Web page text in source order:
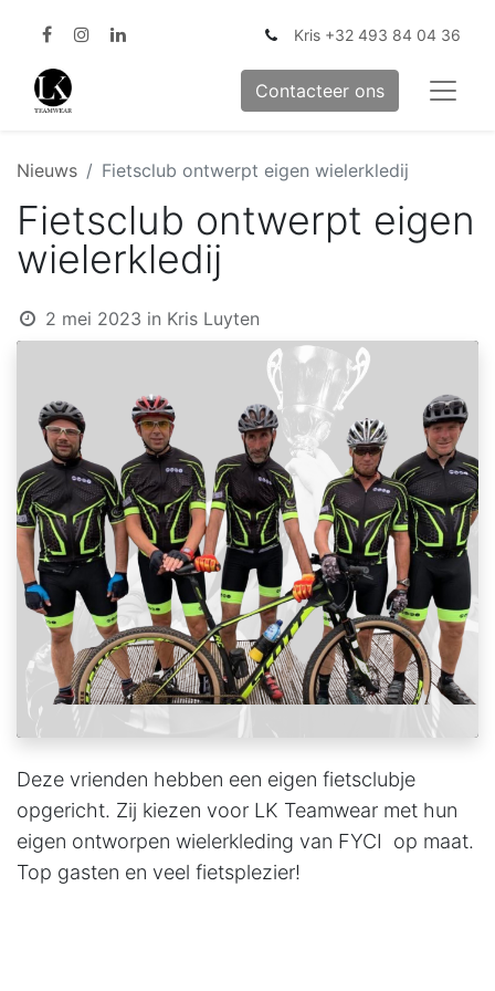
Kris +32 493 84 04 36
Contacteer ons
Nieuws Fietsclub ontwerpt eigen wielerkledij
Fietsclub ontwerpt eigen
wielerkledij
2 mei 2023 in Kris Luyten
Deze vrienden hebben een eigen fietsclubje
opgericht. Zij kiezen voor LK Teamwear met hun
eigen ontworpen wielerkleding van FYCI op maat.
Top gasten en veel fietsplezier!